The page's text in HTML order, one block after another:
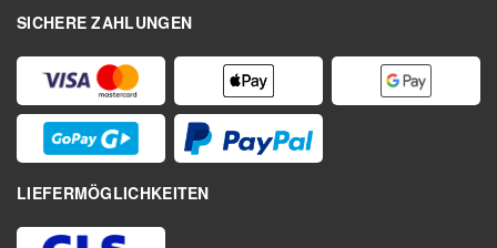
SICHERE ZAHLUNGEN
LIEFERMÖGLICHKEITEN